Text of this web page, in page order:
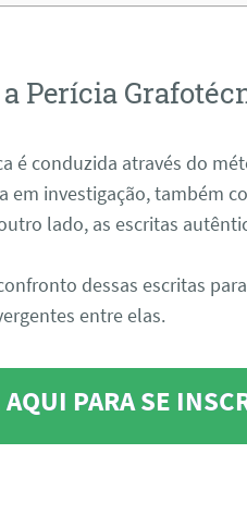
Perícia
é conduzida através do
em investigação, também
lado, as escritas
dessas escritas
entre elas.
PARA SE